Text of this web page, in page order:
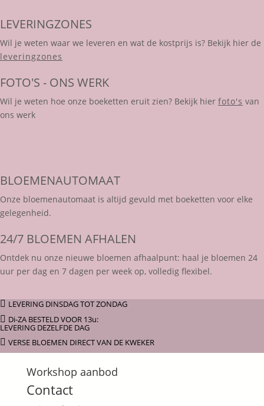
LEVERINGZONES
Wil je weten waar we leveren en wat de kostprijs is? Bekijk hier de
leveringzones
FOTO'S - ONS WERK
Wil je weten hoe onze boeketten eruit zien? Bekijk hier foto's van
ons werk
BLOEMENAUTOMAAT
Onze bloemenautomaat is altijd gevuld met boeketten voor elke
gelegenheid.
24/7 BLOEMEN AFHALEN
Ontdek nu onze nieuwe bloemen afhaalpunt: haal je bloemen 24
uur per dag en 7 dagen per week op, volledig flexibel.
 LEVERING DINSDAG TOT ZONDAG
 Di-ZA BESTELD VOOR 13u:
LEVERING DEZELFDE DAG
 VERSE BLOEMEN DIRECT VAN DE KWEKER
Workshop aanbod
Contact